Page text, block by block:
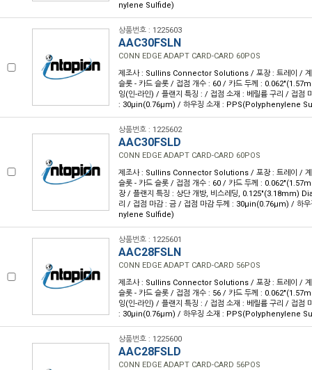
nylene Sulfide)
상품번호 : 1225603
AAC30FSLN
CONN EDGE ADAPT CARD-CARD 60POS
제조사 : Sullins Connector Solutions / 포장 : 트레이 / 계
슬롯 - 카드 슬롯 / 접점 개수 : 60 / 카드 두께 :
잉(인-라인) / 플랜지 특징 : / 접점 소재 : 베릴륨 구리 / 접점
: 30µin(0.76µm) / 하우징 소재 : PPS(Polyphenylene
상품번호 : 1225602
AAC30FSLD
CONN EDGE ADAPT CARD-CARD 60POS
제조사 : Sullins Connector Solutions / 포장 : 트레이 / 계
슬롯 - 카드 슬롯 / 접점 개수 : 60 / 카드 두께 :
장 / 플랜지 특징 : 상단 개방, 비스레딩, 0.125"(3.18mm)
리 / 접점 마감 : 금 / 접점 마감 두께 : 30µin(0.76µm) / 하
nylene Sulfide)
상품번호 : 1225601
AAC28FSLN
CONN EDGE ADAPT CARD-CARD 56POS
제조사 : Sullins Connector Solutions / 포장 : 트레이 / 계
슬롯 - 카드 슬롯 / 접점 개수 : 56 / 카드 두께 :
잉(인-라인) / 플랜지 특징 : / 접점 소재 : 베릴륨 구리 / 접점
: 30µin(0.76µm) / 하우징 소재 : PPS(Polyphenylene
상품번호 : 1225600
AAC28FSLD
CONN EDGE ADAPT CARD-CARD 56POS